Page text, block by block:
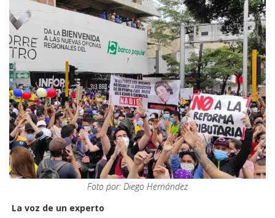
Foto por: Diego Hernández
La voz de un experto